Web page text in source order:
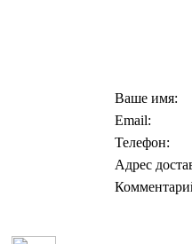
Ваше имя:
Email:
Телефон:
Адрес